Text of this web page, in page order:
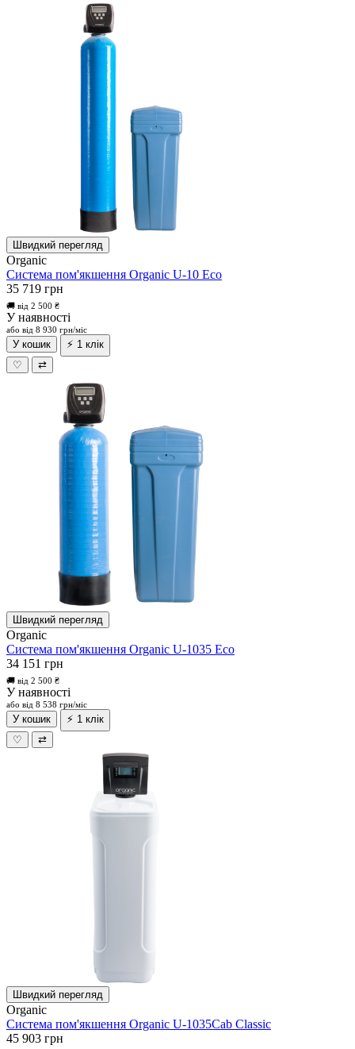
Швидкий перегляд
Organic
Система пом'якшення Organic U-10 Eco
35 719 грн
🚚 від 2 500 ₴
У наявності
або від 8 930 грн/міс
У кошик
⚡ 1 клік
♡
⇄
Швидкий перегляд
Organic
Система пом'якшення Organic U-1035 Eco
34 151 грн
🚚 від 2 500 ₴
У наявності
або від 8 538 грн/міс
У кошик
⚡ 1 клік
♡
⇄
Швидкий перегляд
Organic
Система пом'якшення Organic U-1035Cab Classic
45 903 грн